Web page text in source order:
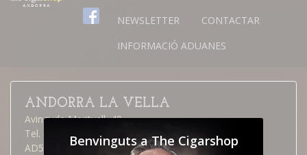
Benvinguts a The Cigarshop
NEWSLETTER
CONTACTAR
INFORMACIÓ ADUANES
ANDORRA LA VELLA
Avinguda Meritxell, 40
Tel. (376) 826 515
AD500 Andorra la Vella